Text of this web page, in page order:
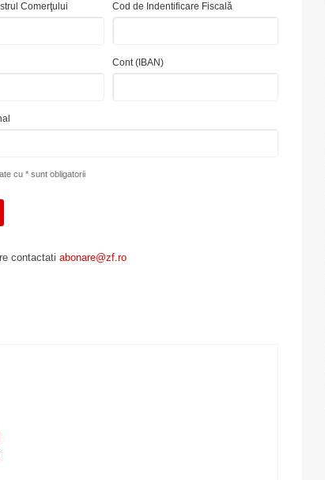
Comerţului Cod de Indentificare Fiscală
Cont (IBAN)
cu * sunt obligatorii
contactati abonare@zf.ro